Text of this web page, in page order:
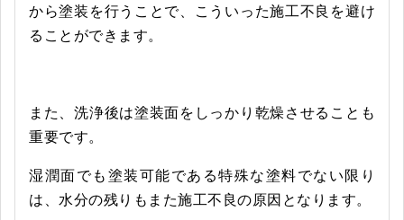
から塗装を行うことで、こういった施工不良を避け
ることができます。
また、洗浄後は塗装面をしっかり乾燥させることも
重要です。
湿潤面でも塗装可能である特殊な塗料でない限り
は、水分の残りもまた施工不良の原因となります。